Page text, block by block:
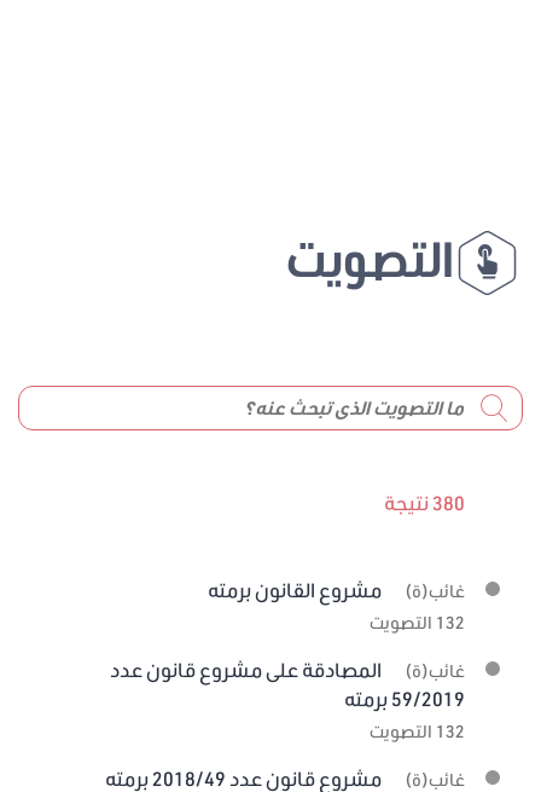
التصويت
380 نتيجة
غائب(ة) مشروع القانون برمته
132 التصويت
غائب(ة)
المصادقة على مشروع قانون عدد
59/2019 برمته
132 التصويت
غائب(ة) مشروع قانون عدد 2018/49 برمته